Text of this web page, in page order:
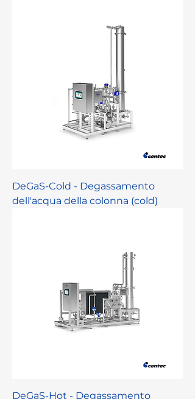
DeGaS-Cold - Degassamento
dell'acqua della colonna (cold)
DeGaS-Hot - Degassamento